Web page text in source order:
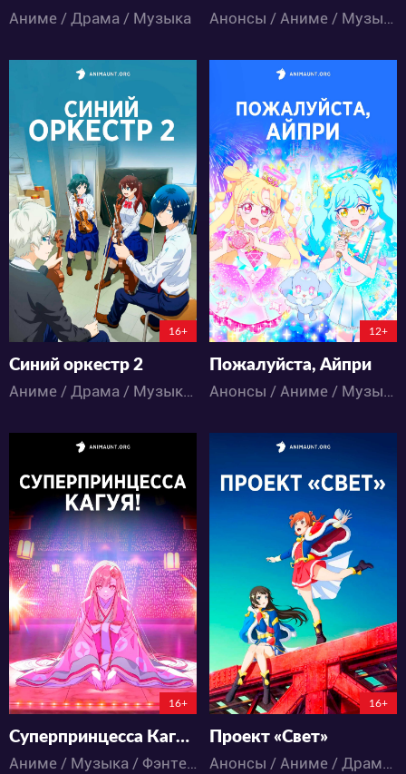
Аниме / Драма / Музыка Анонсы / Аниме / Музыка / Школа
17058
99 35
16+
Синий оркестр 2
Аниме / Драма / Музыка / Школа
771
9 0
0:0:0
12+
Пожалуйста, Айпри
Анонсы / Аниме / Музыка
9606
6 3
16+
Суперпринцесса Кагуя!
Аниме / Музыка / Фэнтези
9406
7 0
118:23:50:44
16+
Проект «Свет»
Анонсы / Аниме / Драма / Музыка / Школа